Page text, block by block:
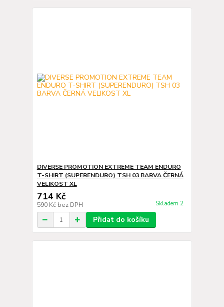
DIVERSE PROMOTION EXTREME TEAM ENDURO
T-SHIRT (SUPERENDURO) TSH 03 BARVA ČERNÁ
VELIKOST XL
714 Kč
590 Kč bez DPH Skladem 2
Přidat do košíku